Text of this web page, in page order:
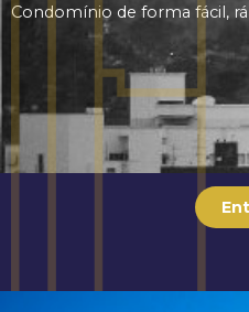
Condomínio de forma fácil,